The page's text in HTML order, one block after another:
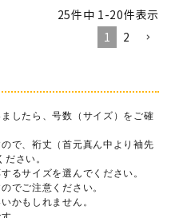
25件中 1-20件表示
1
2
したら、号数（サイズ）をご確
で、裄丈（首元真ん中より袖先
さい。
るサイズを選んでください。
でご注意ください。
かもしれません。